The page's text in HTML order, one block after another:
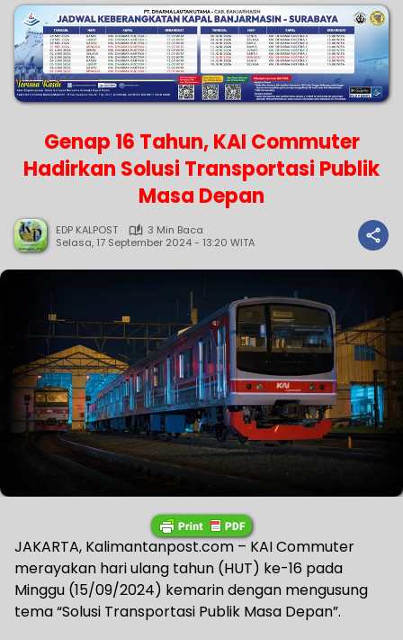
Genap 16 Tahun, KAI Commuter
Hadirkan Solusi Transportasi Publik
Masa Depan
EDP KALPOST
3 Min Baca
Selasa, 17 September 2024 - 13:20 WITA
JAKARTA, Kalimantanpost.com – KAI Commuter
merayakan hari ulang tahun (HUT) ke-16 pada
Minggu (15/09/2024) kemarin dengan mengusung
tema “Solusi Transportasi Publik Masa Depan”.